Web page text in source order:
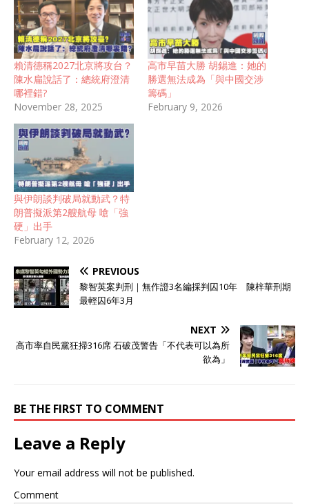
賴清德稱2027北京將攻台？
陳水扁說話了：總統府澄清
哪裡錯?
November 28, 2025
高市早苗大勝 胡錫進：她的
勝選無法成為「與中國交涉
籌碼」
February 9, 2026
與伊朗談判破局就動武？特
朗普擬派第2艘航母 嗆「強
硬」出手
February 12, 2026
PREVIOUS
黎智英案判刑｜無作證3名編採判囚10年 陳梓華刑期
最輕囚6年3月
NEXT
高市率自民黨狂掃316席 石破茂警告「不代表可以為所
欲為」
BE THE FIRST TO COMMENT
Leave a Reply
Your email address will not be published.
Comment